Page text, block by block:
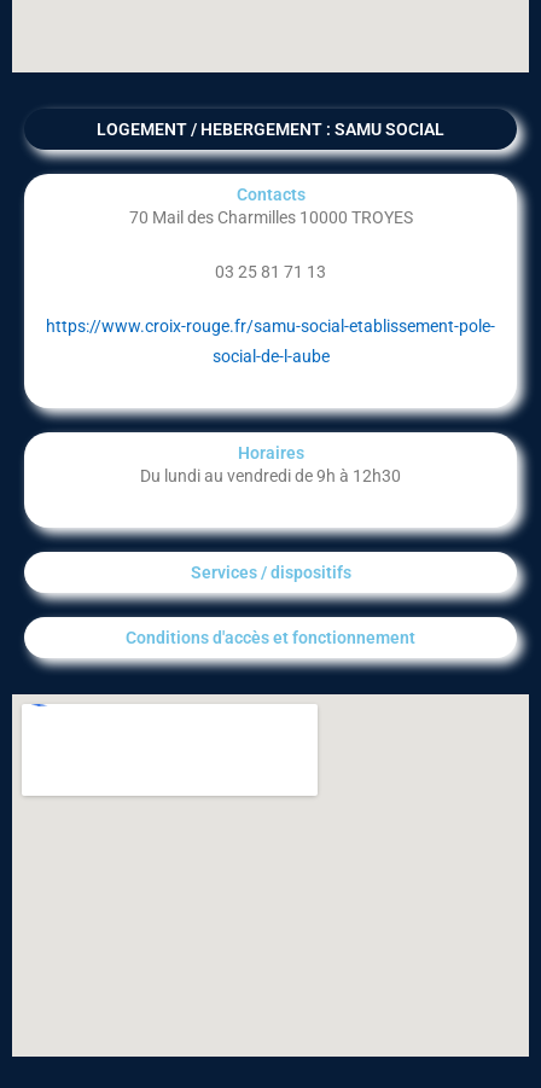
LOGEMENT / HEBERGEMENT : SAMU SOCIAL
Contacts
70 Mail des Charmilles 10000 TROYES
03 25 81 71 13
https://www.croix-rouge.fr/samu-social-etablissement-pole-
social-de-l-aube
Horaires
Du lundi au vendredi de 9h à 12h30
Services / dispositifs​
Conditions d'accès et fonctionnement​